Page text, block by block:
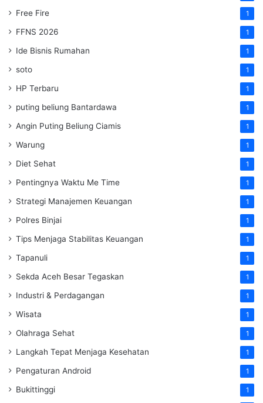
Free Fire 1
FFNS 2026 1
Ide Bisnis Rumahan 1
soto 1
HP Terbaru 1
puting beliung Bantardawa 1
Angin Puting Beliung Ciamis 1
Warung 1
Diet Sehat 1
Pentingnya Waktu Me Time 1
Strategi Manajemen Keuangan 1
Polres Binjai 1
Tips Menjaga Stabilitas Keuangan 1
Tapanuli 1
Sekda Aceh Besar Tegaskan 1
Industri & Perdagangan 1
Wisata 1
Olahraga Sehat 1
Langkah Tepat Menjaga Kesehatan 1
Pengaturan Android 1
Bukittinggi 1